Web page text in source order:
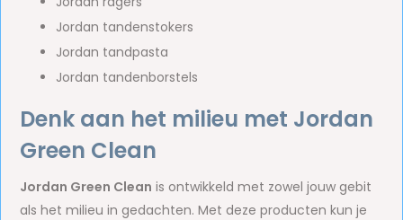
Jordan tandenstokers
Jordan tandpasta
Jordan tandenborstels
Denk aan het milieu met Jordan
Green Clean
Jordan Green Clean is ontwikkeld met zowel jouw gebit
als het milieu in gedachten. Met deze producten kun je